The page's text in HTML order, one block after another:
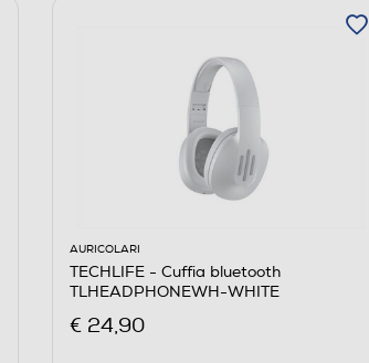
AURICOLARI
TECHLIFE - Cuffia bluetooth
TLHEADPHONEWH-WHITE
€ 24,90